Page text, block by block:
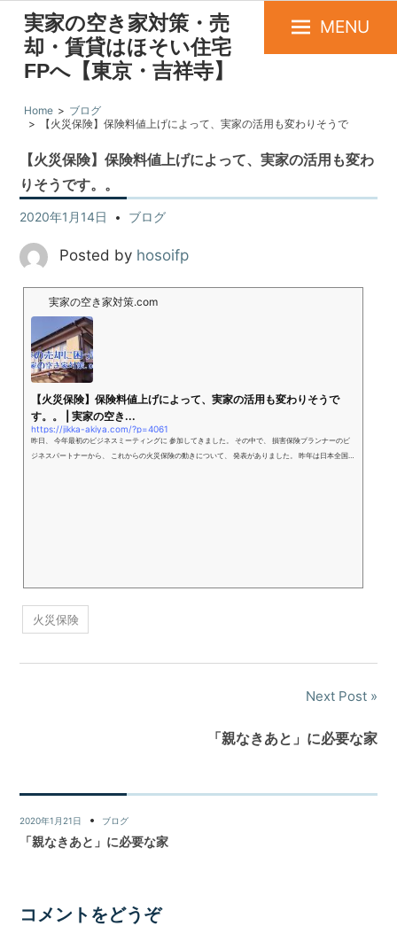
実家の空き家対策・売
却・賃貸はほそい住宅
FPへ【東京・吉祥寺】
MENU
Home
ブログ
【火災保険】保険料値上げによって、実家の活用も変わりそうで
【火災保険】保険料値上げによって、実家の活用も変わ
りそうです。。
2020年1月14日 ブログ
Posted by hosoifp
実家の空き家対策.com
【火災保険】保険料値上げによって、実家の活用も変わりそうで
す。。 | 実家の空き...
https://jikka-akiya.com/?p=4061
昨日、 今年最初のビジネスミーティングに 参加してきました。 その中で、 損害保険プランナーのビ
ジネスパートナーから、 これからの火災保険の動きについて、 発表がありました。 昨年は日本全国
火災保険
Next Post
「親なきあと」に必要な家
2020年1月21日 ブログ
「親なきあと」に必要な家
コメントをどうぞ